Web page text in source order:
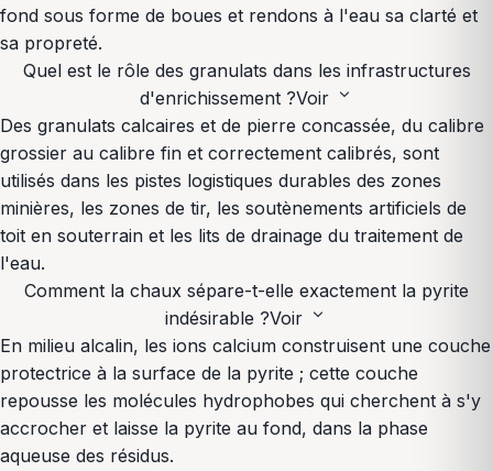
fond sous forme de boues et rendons à l'eau sa clarté et
sa propreté.
Quel est le rôle des granulats dans les infrastructures
d'enrichissement ?Voir expand_more
Des granulats calcaires et de pierre concassée, du calibre
grossier au calibre fin et correctement calibrés, sont
utilisés dans les pistes logistiques durables des zones
minières, les zones de tir, les soutènements artificiels de
toit en souterrain et les lits de drainage du traitement de
l'eau.
Comment la chaux sépare-t-elle exactement la pyrite
indésirable ?Voir expand_more
En milieu alcalin, les ions calcium construisent une couche
protectrice à la surface de la pyrite ; cette couche
repousse les molécules hydrophobes qui cherchent à s'y
accrocher et laisse la pyrite au fond, dans la phase
aqueuse des résidus.